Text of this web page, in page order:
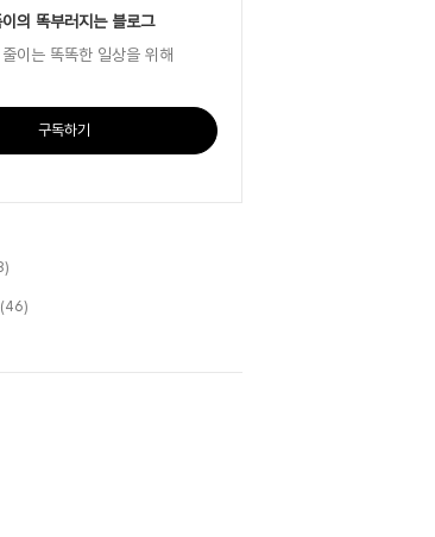
이의 똑부러지는 블로그
이는 똑똑한 일상을 위해
구독하기
(46)